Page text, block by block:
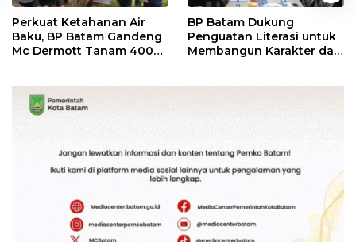
Perkuat Ketahanan Air
Baku, BP Batam Gandeng
Mc Dermott Tanam 400
BP Batam Dukung
Penguatan Literasi untuk
Membangun Karakter dan